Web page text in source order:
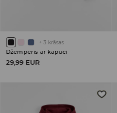
+ 3 krāsas
Džemperis ar kapuci
29,99 EUR